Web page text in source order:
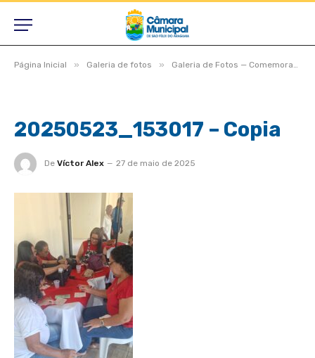
Página Inicial » Galeria de fotos » Galeria de Fotos — Comemoração do Dia das Mães no Centro da Terceira Idade
20250523_153017 – Copia
De Víctor Alex 27 de maio de 2025